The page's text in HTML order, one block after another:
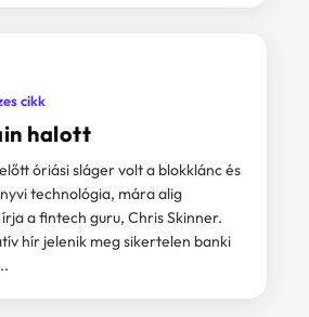
halott
cikk
óriási sláger volt a blokklánc és
technológia, mára alig
a fintech guru, Chris Skinner.
hír jelenik meg sikertelen banki